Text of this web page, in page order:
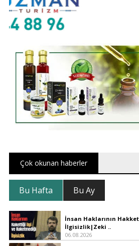
Çok okunan haberler
Bu Hafta Bu Ay
İnsan Haklarının
İlgisizlik|Zeki ..
06.08.2026